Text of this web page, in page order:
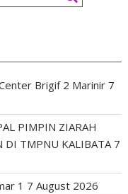
Brigif 2 Marinir 7
PIMPIN ZIARAH
DI TMPNU KALIBATA 7
1 7 August 2026